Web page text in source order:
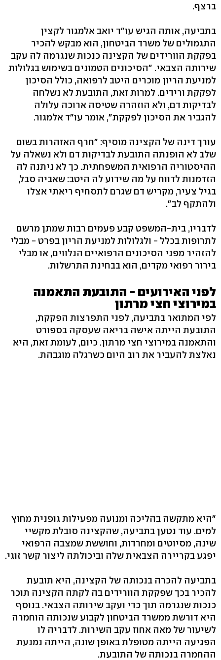
ברצף.
בתביעה, אותה הגיש עו"ד יואב אלמגור לקצין
התגמולים של משרד הביטחון, הוא מבקש להכיר
בפקקת הוורידים של הקצינה כנכות שנגרמה לה עקב
שירותה הצבאי. "הסיכונים הטמונים בשימוש בגלולות
למניעת הריון מוכרים היטב לרפואה, כולל הסיכון
לפקקת ורידים. למרות זאת, התובעת לא נשלחה
לבדיקות דם, ולא הוזהרה שטיסה ארוכה עלולה
להגביר את הסיכון לפקקת", אומר עו"ד אלמגור.
עורך דינה של הקצינה מוסיף: "חרף האזהרות בשום
שלב לא הופנתה התובעת לבדיקות דם ולא נשאלה על
ההיסטוריה הרפואית המשפחתית. כך לא ניתנה לה
הזדמנות לדווח על מה שידוע לה היטב: שאביה סבל,
בגיל צעיר, מקריש דם שגרם לתסחיף ריאתי אצלו
ולהתקף לב".
לדבריו, בית-המשפט קבע פעמים רבות שמתן מרשם
לתרופות בכלל - ולגלולות למניעת הריון בפרט - מבלי
להזהיר מפני הסיכונים הרפואיים הנלווים, או מבלי
בירור רפואי מקדים, הוא בבחינת התרשלות.
לפני האירועים - התובעת התאמנה
במירוצי חצי מרתון
לפי המתואר בתביעה, לפני התפרצות הפקקת,
התובעת הייתה אישה בריאה שעסקה בספורט
והתאמנה במירוצי חצי מרתון. כיום, לעומת זאת, היא
נאלצת להעביר את רוב היום כשרגלה מוגבהת.
"היא מתקשה בהליכה ומנועה מפעילות גופנית מחוץ
למים. עוד נטען בתביעה, שהקצינה סובלת מקשיי
שינה, מסיוטים ומחרדות, וחוששת שמצבה הרפואי
יפגע בקריירה הצבאית שלה וביכולתה ליצור קשר זוגי.
בתביעה להכרה בנכותה של הקצינה, היא תובעת
להכיר בכך שפקקת הוורידים בה לקתה הקצינה תוכר
כנכות שנגרמה תוך כדי ועקב שירותה הצבאי. בנוסף
היא דורשת ממשרד הביטחון לקבוע שנכותה הוחמרה
לשיעור של מאה אחוז עקב השירות. לדבריה לו
הפגיעה הייתה מטופלת באופן שונה, הייתה נמנעת
ההחמרה בנכותה של התובעת.